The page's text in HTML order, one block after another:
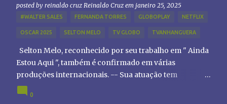
posted by reinaldo cruz Reinaldo Cruz em janeiro 25, 2025
#WALTER SALES FERNANDA TORRES GLOBOPLAY NETFLIX
OSCAR 2025 SELTON MELO TV GLOBO TVANHANGUERA
Selton Melo, reconhecido por seu trabalho em " Ainda
Estou Aqui ", também é confirmado em várias
produções internacionais. -- Sua atuação tem
chamado atenção de diretores e produtores fora do
Brasil, abrindo portas para novas oportunidades no
0